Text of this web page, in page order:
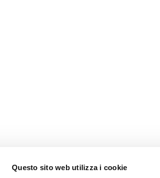
Questo sito web utilizza i cookie